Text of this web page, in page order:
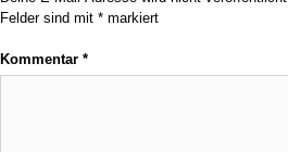
Felder sind mit * markiert
Kommentar *